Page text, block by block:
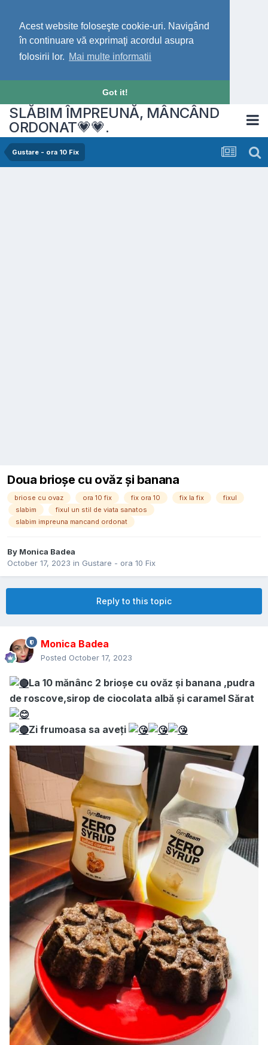
Acest website foloseşte cookie-uri. Navigând
în continuare vă exprimaţi acordul asupra
folosirii lor. Mai multe informatii
Got it!
SLĂBIM ÎMPREUNĂ, MÂNCÂND
ORDONAT💗💗.
Gustare - ora 10 Fix
Doua brioșe cu ovăz și banana
briose cu ovaz ora 10 fix fix ora 10 fix la fix
fixul
slabim
fixul un stil de viata sanatos
slabim impreuna mancand ordonat
By Monica Badea
October 17, 2023 in Gustare - ora 10 Fix
Reply to this topic
Monica Badea
Posted October 17, 2023
La 10 mănânc 2 brioșe cu ovăz și banana ,pudra
de roscove,sirop de ciocolata albă și caramel Sărat
Zi frumoasa sa aveți